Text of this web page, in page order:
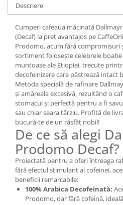
Descriere
Cumperi cafeaua măcinată
(Decaf) la preț avantajos pe
Prodomo, acum fără compromisuri
sortiment folosește celebrele
muntoase ale Etiopiei, trecute
decofeinizare care păstrează intact
Metoda specială de rafinare
și amăreala excesivă, rezultând o
stomacul și perfectă pentru a fi
sau chiar seara târziu. Profită de
bucură-te de un răsfăț nobil!
De ce să alegi
Prodomo Decaf?
Proiectată pentru a oferi întreaga
fără efectul stimulant al cofeinei,
beneficii remarcabile:
100% Arabica Decofeinată:
Prodomo, dar fără cofeină,